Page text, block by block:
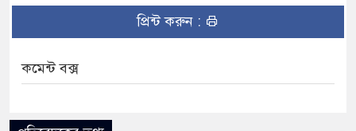
প্রিন্ট করুন :
কমেন্ট বক্স